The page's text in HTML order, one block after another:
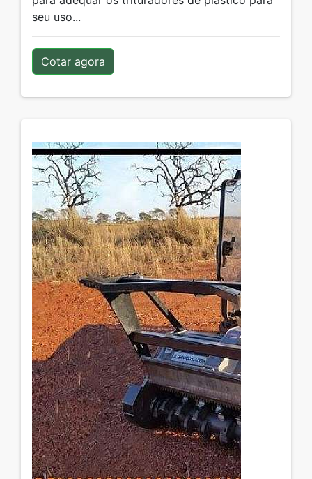
seu uso...
Cotar agora